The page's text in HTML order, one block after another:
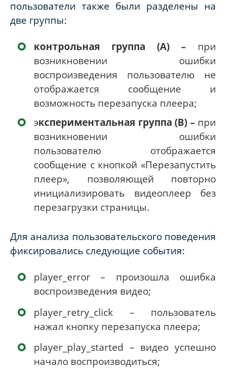
пользователи также были разделены на
две группы:
контрольная группа (A) – при
возникновении ошибки
воспроизведения пользователю не
отображается сообщение и
возможность перезапуска плеера;
экспериментальная группа (B) – при
возникновении ошибки
пользователю отображается
сообщение с кнопкой «Перезапустить
плеер», позволяющей повторно
инициализировать видеоплеер без
перезагрузки страницы.
Для анализа пользовательского поведения
фиксировались следующие события:
player_error – произошла ошибка
воспроизведения видео;
player_retry_click – пользователь
нажал кнопку перезапуска плеера;
player_play_started – видео успешно
начало воспроизводиться;